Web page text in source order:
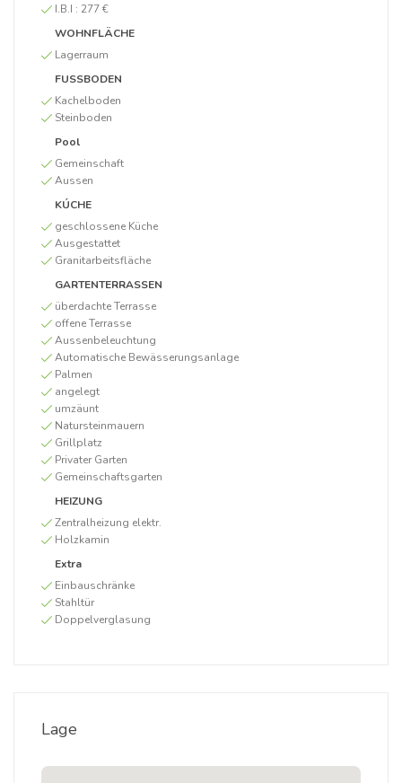
I.B.I : 277 €
WOHNFLÄCHE
Lagerraum
FUSSBODEN
Kachelboden
Steinboden
Pool
Gemeinschaft
Aussen
KÚCHE
geschlossene Küche
Ausgestattet
Granitarbeitsfläche
GARTENTERRASSEN
überdachte Terrasse
offene Terrasse
Aussenbeleuchtung
Automatische Bewässerungsanlage
Palmen
angelegt
umzäunt
Natursteinmauern
Grillplatz
Privater Garten
Gemeinschaftsgarten
HEIZUNG
Zentralheizung elektr.
Holzkamin
Extra
Einbauschränke
Stahltür
Doppelverglasung
Lage